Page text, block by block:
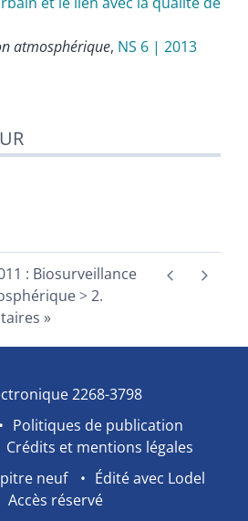
atmosphérique, NS 6 | 2013
: Biosurveillance
2.
»
2268-3798
Politiques de publication
Crédits et mentions légales
neuf
Édité avec Lodel
Accès réservé